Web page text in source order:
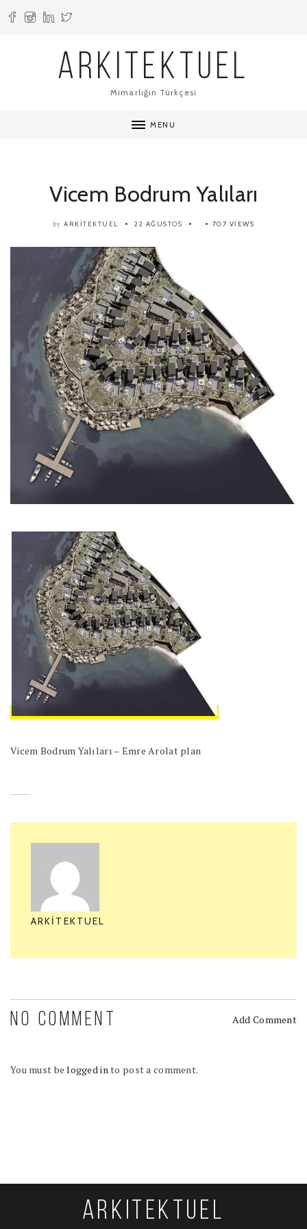
ARKITEKTUEL
Mimarlığın Türkçesi
MENU
Vicem Bodrum Yalıları
by ARKITEKTUEL 22 AĞUSTOS 707 VIEWS
Vicem Bodrum Yalıları – Emre Arolat plan
ARKITEKTUEL
NO COMMENT Add Comment
You must belogged into post a comment.
ARKITEKTUEL